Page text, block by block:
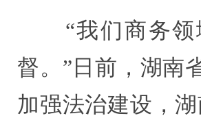
“我们商务领域
督。”日前，湖南
加强法治建设，